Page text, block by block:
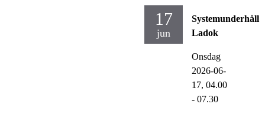
17
jun
Systemunderhåll
Ladok
Onsdag
2026-06-
17, 04.00
- 07.30